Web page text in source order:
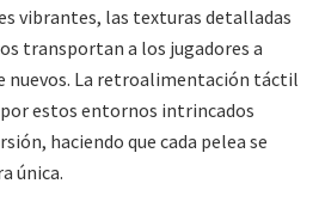
vibrantes, las texturas detalladas
transportan a los jugadores a
nuevos. La retroalimentación táctil
estos entornos intrincados
haciendo que cada pelea se
única.